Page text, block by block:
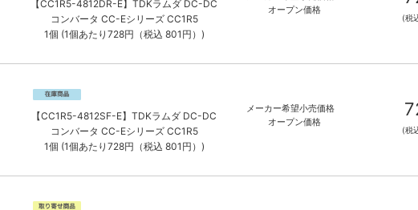
【CC1R5-4812DR-E】TDKラムダ DC-DC
コンバータ CC-Eシリーズ CC1R5
1個 (1個あたり728円（税込 801円）)
オープン価格
(税
【CC1R5-4812SF-E】TDKラムダ DC-DC
コンバータ CC-Eシリーズ CC1R5
1個 (1個あたり728円（税込 801円）)
メーカー希望小売価格
オープン価格
(税